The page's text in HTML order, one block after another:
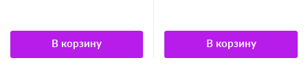
В корзину В корзину